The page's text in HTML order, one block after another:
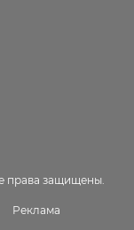
права защищены.
Реклама